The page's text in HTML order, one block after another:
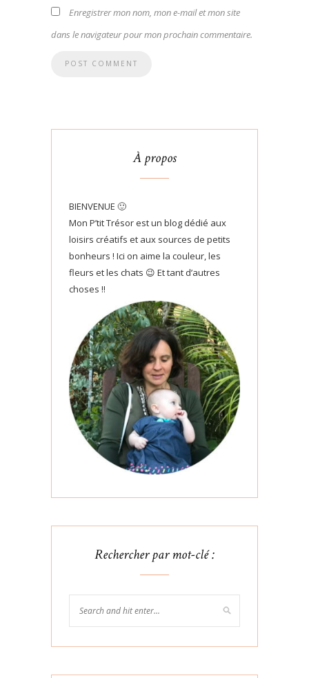
Enregistrer mon nom, mon e-mail et mon site
dans le navigateur pour mon prochain commentaire.
À propos
BIENVENUE 🙂
Mon P’tit Trésor est un blog dédié aux
loisirs créatifs et aux sources de petits
bonheurs ! Ici on aime la couleur, les
fleurs et les chats 😉 Et tant d’autres
choses !!
Rechercher par mot-clé :